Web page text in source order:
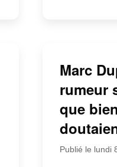
Marc
rumeur
que
Publié le lundi